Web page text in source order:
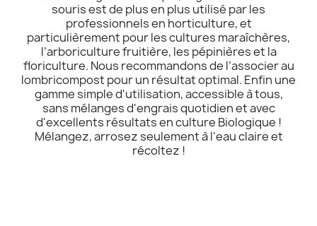
souris est de plus en plus utilisé par les
professionnels en horticulture, et
particulièrement pour les cultures maraîchères,
l’arboriculture fruitière, les pépinières et la
floriculture. Nous recommandons de l’associer au
lombricompost pour un résultat optimal. Enfin une
gamme simple d'utilisation, accessible à tous,
sans mélanges d'engrais quotidien et avec
d'excellents résultats en culture Biologique !
Mélangez, arrosez seulement à l'eau claire et
récoltez !